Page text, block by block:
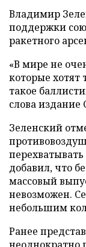
Владимир
поддержки
ракетного
«В мире не
которые хотят
такое
слова издание
Зеленский
добавил, что
массовый
невозможен.
небольшим
Ранее